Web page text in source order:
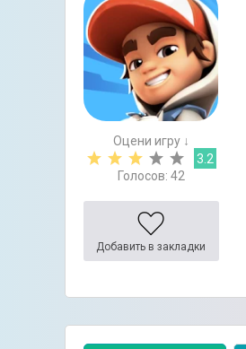
Оцени игру ↓
3.2
Голосов: 42
Добавить в закладки